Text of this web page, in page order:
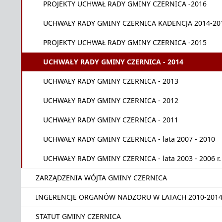
PROJEKTY UCHWAŁ RADY GMINY CZERNICA -2016
UCHWAŁY RADY GMINY CZERNICA KADENCJA 2014-
PROJEKTY UCHWAŁ RADY GMINY CZERNICA -2015
UCHWAŁY RADY GMINY CZERNICA - 2014
UCHWAŁY RADY GMINY CZERNICA - 2013
UCHWAŁY RADY GMINY CZERNICA - 2012
UCHWAŁY RADY GMINY CZERNICA - 2011
UCHWAŁY RADY GMINY CZERNICA - lata 2007 - 2010
UCHWAŁY RADY GMINY CZERNICA - lata 2003 - 2006 r.
ZARZĄDZENIA WÓJTA GMINY CZERNICA
INGERENCJE ORGANÓW NADZORU W LATACH 2010-2014
STATUT GMINY CZERNICA